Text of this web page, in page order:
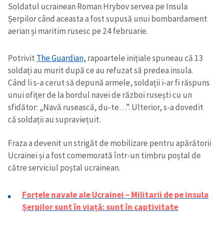
Soldatul ucrainean Roman Hrybov servea pe Insula
Șerpilor când aceasta a fost supusă unui bombardament
aerian și maritim rusesc pe 24 februarie.
Potrivit The Guardian,rapoartele inițiale spuneau că 13
soldați au murit după ce au refuzat să predea insula.
Când li s-a cerut să depună armele, soldații i-ar fi răspuns
unui ofițer de la bordul navei de război rusești cu un
sfidător: „Navă rusească, du-te…”. Ulterior, s-a dovedit
că soldații au supraviețuit.
Fraza a devenit un strigăt de mobilizare pentru apărătorii
Ucrainei și a fost comemorată într-un timbru poștal de
către serviciul poștal ucrainean.
Forțele navale ale Ucrainei – Militarii de pe insula
Șerpilor sunt în viață: sunt în captivitate